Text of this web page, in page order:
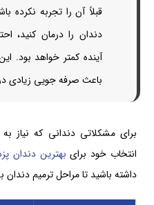
قبلاً آن را تجربه نکرده
دندان را درمان کنید،
آینده کمتر خواهد بود.
باعث صرفه جویی زیادی
برای مشکلاتی دندانی که نیاز
انتخاب خود برای بهترین دندان
داشته باشید تا مراحل ترمیم